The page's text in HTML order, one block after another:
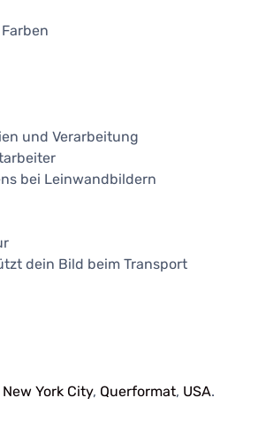
und Verarbeitung
bei Leinwandbildern
dein Bild beim Transport
New York City, Querformat, USA.